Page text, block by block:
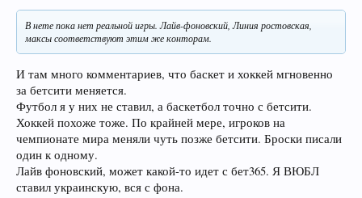
В нете пока нет реальной игры. Лайв-фоновский, Линия ростовская,
максы соответствуют этим же конторам.
И там много комментариев, что баскет и хоккей мгновенно
за бетсити меняется.
Футбол я у них не ставил, а баскетбол точно с бетсити.
Хоккей похоже тоже. По крайней мере, игроков на
чемпионате мира меняли чуть позже бетсити. Броски писали
один к одному.
Лайв фоновский, может какой-то идет с бет365. Я ВЮБЛ
ставил украинскую, вся с фона.